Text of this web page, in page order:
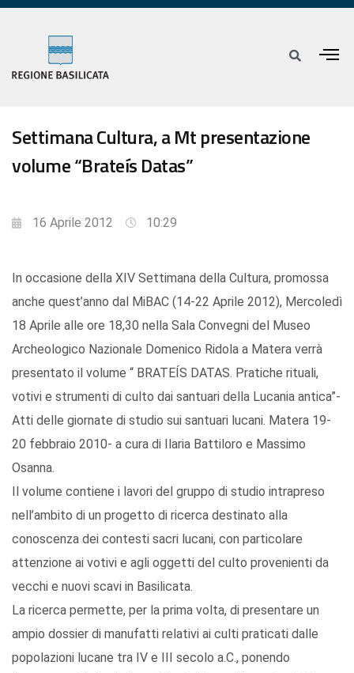
Settimana Cultura, a Mt presentazione
volume “Brateís Datas”
16 Aprile 2012 10:29
In occasione della XIV Settimana della Cultura, promossa
anche quest’anno dal MiBAC (14-22 Aprile 2012), Mercoledì
18 Aprile alle ore 18,30 nella Sala Convegni del Museo
Archeologico Nazionale Domenico Ridola a Matera verrà
presentato il volume “ BRATEÍS DATAS. Pratiche rituali,
votivi e strumenti di culto dai santuari della Lucania antica”-
Atti delle giornate di studio sui santuari lucani. Matera 19-
20 febbraio 2010- a cura di Ilaria Battiloro e Massimo
Osanna.
Il volume contiene i lavori del gruppo di studio intrapreso
nell’ambito di un progetto di ricerca destinato alla
conoscenza dei contesti sacri lucani, con particolare
attenzione ai votivi e agli oggetti del culto provenienti da
vecchi e nuovi scavi in Basilicata.
La ricerca permette, per la prima volta, di presentare un
ampio dossier di manufatti relativi ai culti praticati dalle
popolazioni lucane tra IV e III secolo a.C., ponendo